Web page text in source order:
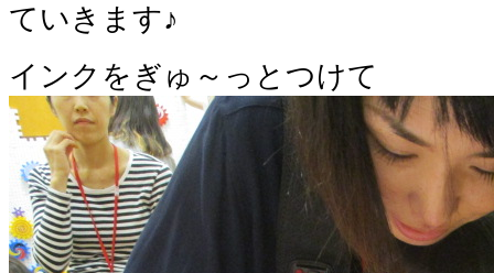
ていきます♪
インクをぎゅ～っとつけて